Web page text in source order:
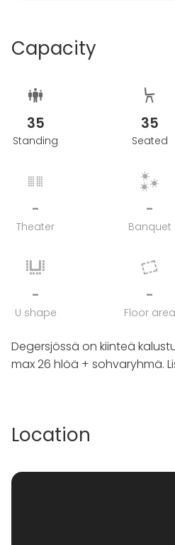
Capacity
35
Standing
35
Seated
-
Theater
-
Banquet
-
U shape
-
Floor area
Degersjössä on kiinteä
max 26 hlöä + sohvaryhmä.
Location